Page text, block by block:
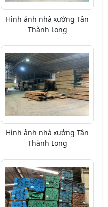
Hình ảnh nhà xưởng Tân
Thành Long
Hình ảnh nhà xưởng Tân
Thành Long